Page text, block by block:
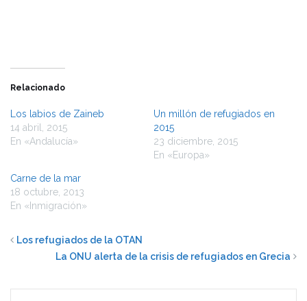
Relacionado
Los labios de Zaineb
14 abril, 2015
En «Andalucía»
Un millón de refugiados en
2015
23 diciembre, 2015
En «Europa»
Carne de la mar
18 octubre, 2013
En «Inmigración»
Los refugiados de la OTAN
La ONU alerta de la crisis de refugiados en Grecia